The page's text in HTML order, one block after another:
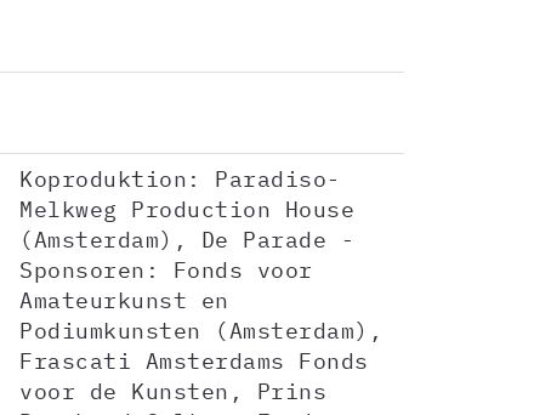
Koproduktion: Paradiso-
Melkweg Production House
(Amsterdam), De Parade -
Sponsoren: Fonds voor
Amateurkunst en
Podiumkunsten (Amsterdam),
Frascati Amsterdams Fonds
voor de Kunsten, Prins